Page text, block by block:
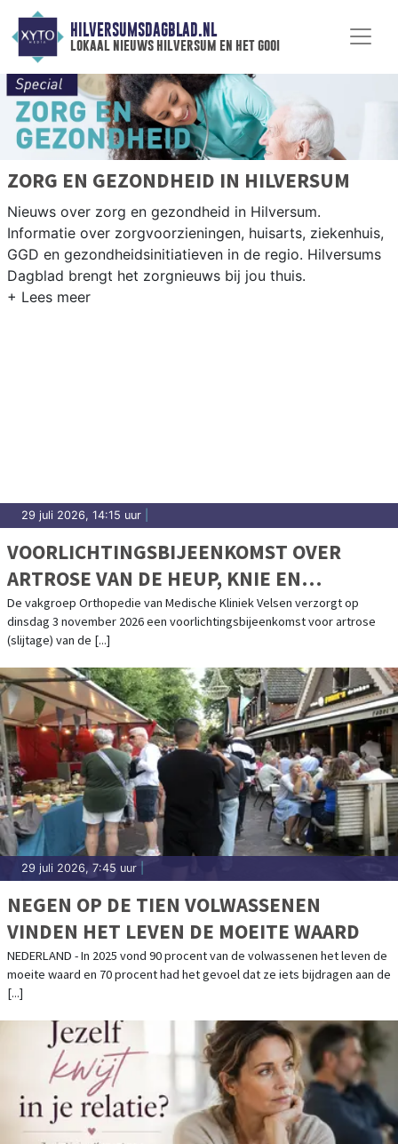
HILVERSUMSDAGBLAD.NL
lokaal nieuws hilversum en het gooi
ZORG EN GEZONDHEID IN HILVERSUM
Nieuws over zorg en gezondheid in Hilversum.
Informatie over zorgvoorzieningen, huisarts, ziekenhuis,
GGD en gezondheidsinitiatieven in de regio. Hilversums
Dagblad brengt het zorgnieuws bij jou thuis.
29 juli 2026, 14:15 uur
VOORLICHTINGSBIJEENKOMST OVER
ARTROSE VAN DE HEUP, KNIE EN
SCHOUDER IN MEDISCHE KLINIEK VELSEN
De vakgroep Orthopedie van Medische Kliniek Velsen verzorgt op
dinsdag 3 november 2026 een voorlichtingsbijeenkomst voor artrose
(slijtage) van de [...]
29 juli 2026, 7:45 uur
NEGEN OP DE TIEN VOLWASSENEN
VINDEN HET LEVEN DE MOEITE WAARD
NEDERLAND - In 2025 vond 90 procent van de volwassenen het leven de
moeite waard en 70 procent had het gevoel dat ze iets bijdragen aan de
[...]